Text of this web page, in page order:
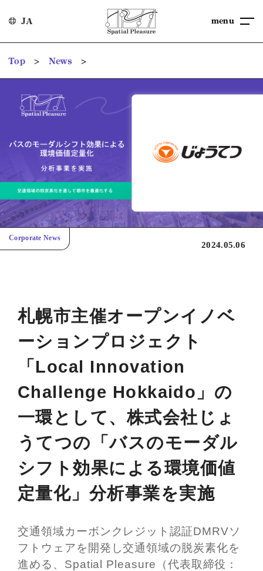
JA menu
Top > News >
Corporate News
2024.05.06
札幌市主催オープンイノベ
ーションプロジェクト
「Local Innovation
Challenge Hokkaido」の
一環として、株式会社じょ
うてつの「バスのモーダル
シフト効果による環境価値
定量化」分析事業を実施
交通領域カーボンクレジット認証DMRVソ
フトウェアを開発し交通領域の脱炭素化を
進める、Spatial Pleasure（代表取締役：